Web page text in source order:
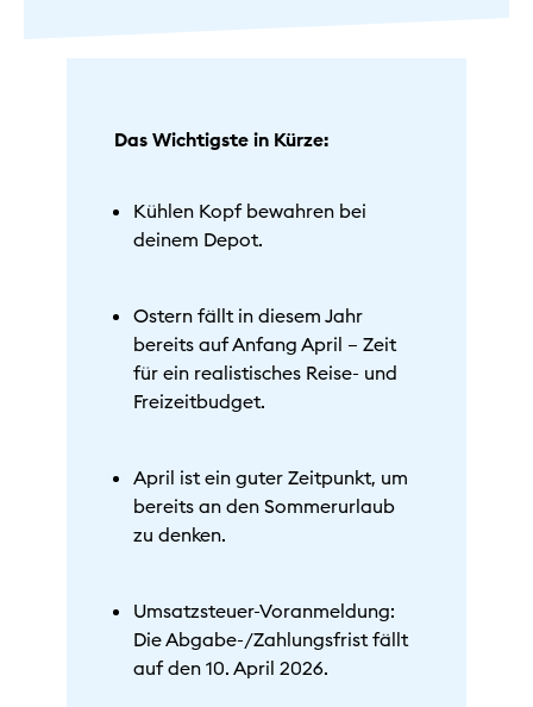
Das Wichtigste in Kürze:
Kühlen Kopf bewahren bei
deinem Depot.
Ostern fällt in diesem Jahr
bereits auf Anfang April – Zeit
für ein realistisches Reise- und
Freizeitbudget.
April ist ein guter Zeitpunkt, um
bereits an den Sommerurlaub
zu denken.
Umsatzsteuer-Voranmeldung:
Die Abgabe-/Zahlungsfrist fällt
auf den 10. April 2026.